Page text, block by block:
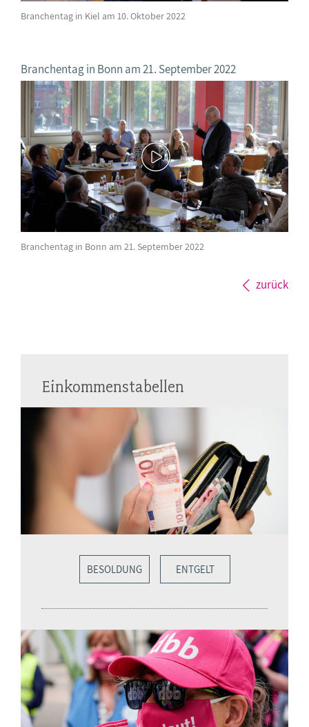
Branchentag in Kiel am 10. Oktober 2022
Branchentag in Bonn am 21. September 2022
Branchentag in Bonn am 21. September 2022
zurück
Einkommenstabellen
BESOLDUNG ENTGELT